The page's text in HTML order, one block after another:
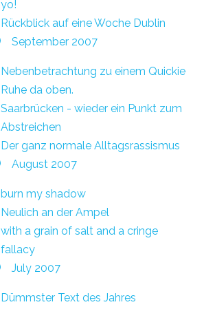
yo!
Rückblick auf eine Woche Dublin
September 2007
Nebenbetrachtung zu einem Quickie
Ruhe da oben.
Saarbrücken - wieder ein Punkt zum
Abstreichen
Der ganz normale Alltagsrassismus
August 2007
burn my shadow
Neulich an der Ampel
with a grain of salt and a cringe
fallacy
July 2007
Dümmster Text des Jahres